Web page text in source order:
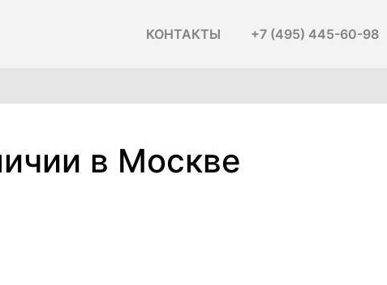
КОНТАКТЫ +7 (495) 445-60-98
в Москве